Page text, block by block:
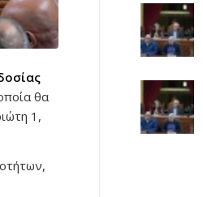
θα
1,